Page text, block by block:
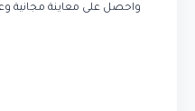
واحصل على معاينة مجانية